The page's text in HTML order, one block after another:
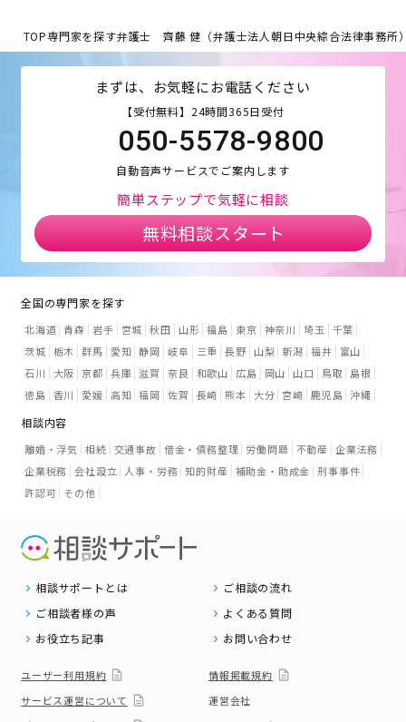
TOP専門家を探す弁護士 齊藤 健（弁護士法人朝日中央綜合法律事務所
まずは、お気軽にお電話ください
【受付無料】24時間365日受付
050-5578-9800
自動音声サービスでご案内します
簡単ステップで気軽に相談
無料相談スタート
全国の専門家を探す
北海道 青森 岩手 宮城 秋田 山形 福島 東京 神奈川 埼玉
千葉
茨城 栃木 群馬 愛知 静岡 岐阜 三重 長野 山梨 新潟 福井
富山
石川
大阪 京都 兵庫 滋賀 奈良 和歌山 広島 岡山 山口 鳥取
島根
徳島 香川 愛媛 高知 福岡 佐賀 長崎 熊本 大分 宮崎 鹿児島 沖縄
相談内容
離婚・浮気 相続 交通事故 借金・債務整理 労働問題 不動産 企業法務
企業税務 会社設立 人事・労務 知的財産 補助金・助成金 刑事事件
許認可 その他
相談サポートとは
ご相談の流れ
ご相談者様の声
よくある質問
お役立ち記事
お問い合わせ
ユーザー利用規約
情報掲載規約
サービス運営について
運営会社